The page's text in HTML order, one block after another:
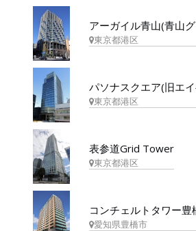
アーガイル青山(青山
東京都港区
パソナスクエア(旧エ
東京都港区
表参道Grid Tower
東京都港区
コンチェルトタワー豊
愛知県豊橋市